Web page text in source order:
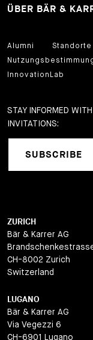
ÜBER BÄR &
Alumni Standorte
InnovationLab
STAY INFORMED
INVITATIONS:
SUBSCRIBE
ZURICH
Bär & Karrer AG
CH-8002 Zurich
Switzerland
LUGANO
Bär & Karrer AG
Via Vegezzi 6
CH-6901 Lugano